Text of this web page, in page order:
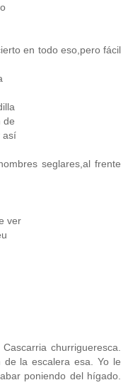
en todo eso,pero fácil
de
así
seglares,al frente
ver
churrigueresca.
de la escalera esa. Yo le
poniendo del hígado.